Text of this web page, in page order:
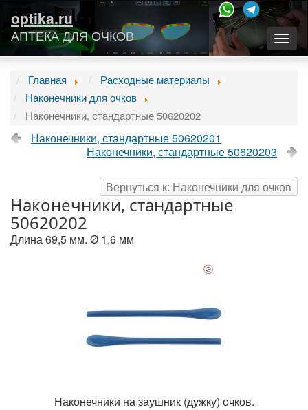
optika.ru
АПТЕКА ДЛЯ ОЧКОВ
Главная
Расходные материалы
Наконечники для очков
Наконечники, стандартные 50620202
Наконечники, стандартные 50620201
Наконечники, стандартные 50620203
Вернуться к: Наконечники для очков
Наконечники, стандартные
50620202
Длина 69,5 мм. Ø 1,6 мм
Наконечники на заушник (дужку) очков.